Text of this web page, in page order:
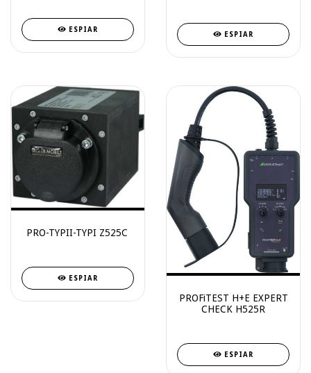
ESPIAR
ESPIAR
PRO-TYPII-TYPI Z525C
ESPIAR
PROFiTEST H+E EXPERT
CHECK H525R
ESPIAR